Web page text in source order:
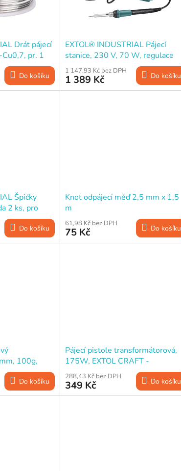
Drát pájecí
pr. 1
Do košíku
EXTOL® INDUSTRIAL Pájecí
stanice, 230 V, 70 W, regulace
teploty, elektronika
1 147,93 Kč bez DPH
1 389 Kč Do košíku
Špičky
2 ks, pro
Do košíku
Knot odpájecí měď 2,5 mm x 1,5
m
61,98 Kč bez DPH
75 Kč Do košíku
100g,
Do košíku
Pájecí pistole transformátorová,
175W, EXTOL CRAFT -
poškozený obal
288,43 Kč bez DPH
349 Kč Do košíku